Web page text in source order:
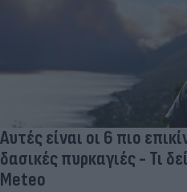
Αυτές είναι οι 6 πιο
δασικές πυρκαγιές - Τι
Meteo